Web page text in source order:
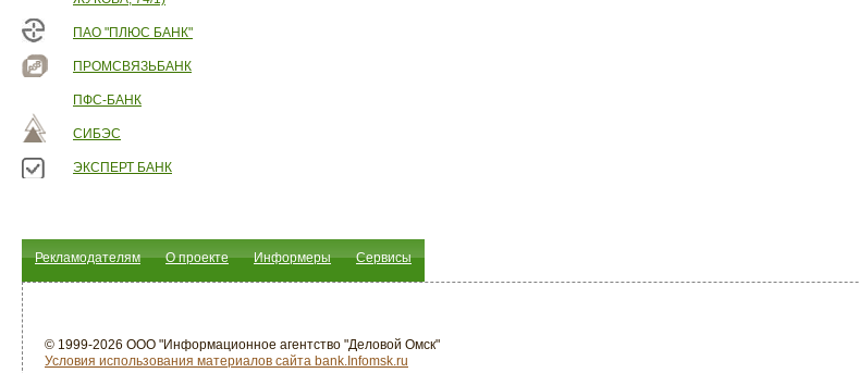
ПАО "ПЛЮС БАНК"
ПРОМСВЯЗЬБАНК
ПФС-БАНК
СИБЭС
ЭКСПЕРТ БАНК
Рекламодателям О проекте Информеры Сервисы
© 1999-2026 ООО "Информационное агентство "Деловой Омск"
Условия использования материалов сайта bank.Infomsk.ru